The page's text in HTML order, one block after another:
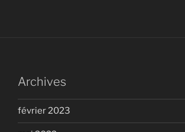
Archives
février 2023